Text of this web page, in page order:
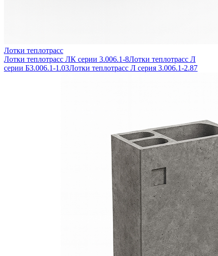
Лотки теплотрасс
Лотки теплотрасс ЛК серии 3.006.1-8Лотки теплотрасс Л
серии Б3.006.1-1.03Лотки теплотрасс Л серия 3.006.1-2.87